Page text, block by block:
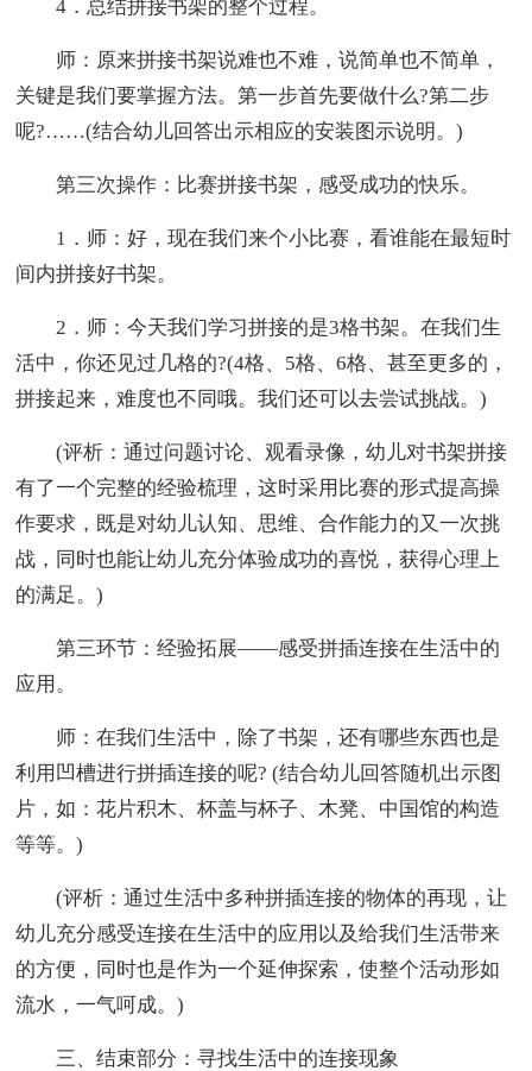
4．总结拼接书架的整个过程。
师：原来拼接书架说难也不难，说简单也不简单，
关键是我们要掌握方法。第一步首先要做什么?第二步
呢?……(结合幼儿回答出示相应的安装图示说明。)
第三次操作：比赛拼接书架，感受成功的快乐。
1．师：好，现在我们来个小比赛，看谁能在最短时
间内拼接好书架。
2．师：今天我们学习拼接的是3格书架。在我们生
活中，你还见过几格的?(4格、5格、6格、甚至更多的，
拼接起来，难度也不同哦。我们还可以去尝试挑战。)
(评析：通过问题讨论、观看录像，幼儿对书架拼接
有了一个完整的经验梳理，这时采用比赛的形式提高操
作要求，既是对幼儿认知、思维、合作能力的又一次挑
战，同时也能让幼儿充分体验成功的喜悦，获得心理上
的满足。)
第三环节：经验拓展——感受拼插连接在生活中的
应用。
师：在我们生活中，除了书架，还有哪些东西也是
利用凹槽进行拼插连接的呢? (结合幼儿回答随机出示图
片，如：花片积木、杯盖与杯子、木凳、中国馆的构造
等等。)
(评析：通过生活中多种拼插连接的物体的再现，让
幼儿充分感受连接在生活中的应用以及给我们生活带来
的方便，同时也是作为一个延伸探索，使整个活动形如
流水，一气呵成。)
三、结束部分：寻找生活中的连接现象